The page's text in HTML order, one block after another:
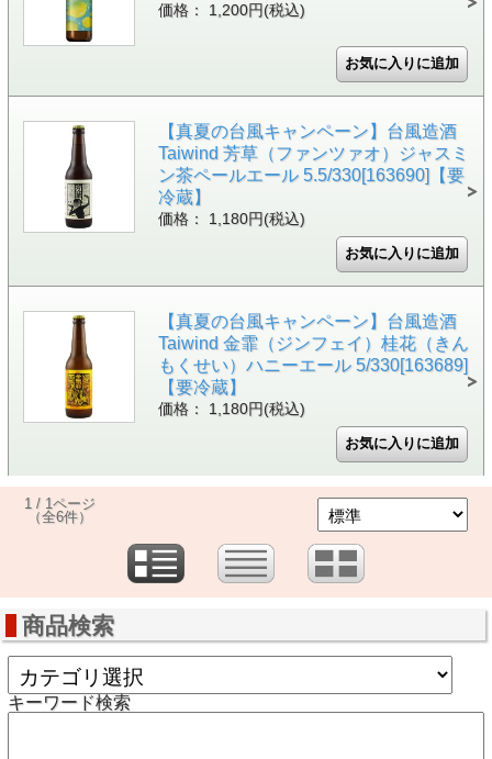
価格： 1,200円(税込)
【真夏の台風キャンペーン】台風造酒
Taiwind 芳草（ファンツァオ）ジャスミ
ン茶ペールエール 5.5/330[163690]【要
冷蔵】
価格： 1,180円(税込)
【真夏の台風キャンペーン】台風造酒
Taiwind 金霏（ジンフェイ）桂花（きん
もくせい）ハニーエール 5/330[163689]
【要冷蔵】
価格： 1,180円(税込)
1 / 1ページ
（全6件）
商品検索
キーワード検索